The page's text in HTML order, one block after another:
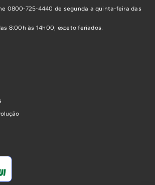
0800-725-4440 de segunda a quinta-feira das
8:00h às 14h00, exceto feriados.